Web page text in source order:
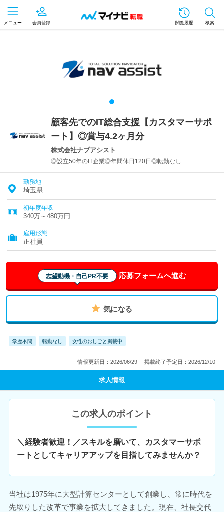
メニュー 会員登録 閲覧履歴 検索
顧客先でのIT総合支援【カスタマーサポ
ート】◎賞与4.2ヶ月分
株式会社ナブアシスト
◎設立50年のIT企業◎年間休日120日◎転勤なし
勤務地
埼玉県
初年度年収
340万～480万円
雇用形態
正社員
志望動機・自己PR不要 応募フォームへ進む
気になる
学歴不問 転勤なし 女性のおしごと掲載中
情報更新日：2026/06/29 掲載終了予定日：2026/12/10
求人情報
この求人のポイント
＼経験者歓迎！／スキルを磨いて、カスタマーサポ
ートとしてキャリアアップを目指してみませんか？
当社は1975年に大型計算センターとして創業し、常に時代を
先取りした改革で事業を拡大してきました。現在、社長交代